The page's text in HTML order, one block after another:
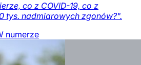
co z COVID-19, co z
tys. nadmiarowych zgonów?".
numerze